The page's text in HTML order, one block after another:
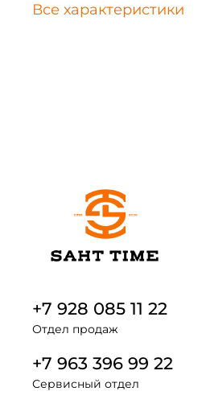
Все характеристики
+7 928 085 11 22
Отдел продаж
+7 963 396 99 22
Сервисный отдел